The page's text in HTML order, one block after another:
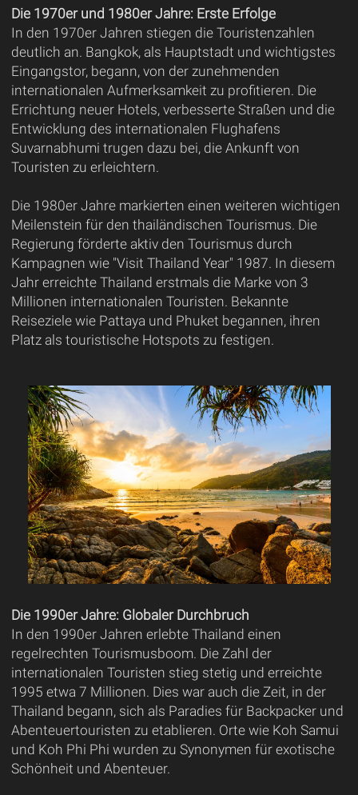
Die 1970er und 1980er Jahre: Erste Erfolge
In den 1970er Jahren stiegen die Touristenzahlen
deutlich an. Bangkok, als Hauptstadt und wichtigstes
Eingangstor, begann, von der zunehmenden
internationalen Aufmerksamkeit zu profitieren. Die
Errichtung neuer Hotels, verbesserte Straßen und die
Entwicklung des internationalen Flughafens
Suvarnabhumi trugen dazu bei, die Ankunft von
Touristen zu erleichtern.
Die 1980er Jahre markierten einen weiteren wichtigen
Meilenstein für den thailändischen Tourismus. Die
Regierung förderte aktiv den Tourismus durch
Kampagnen wie "Visit Thailand Year" 1987. In diesem
Jahr erreichte Thailand erstmals die Marke von 3
Millionen internationalen Touristen. Bekannte
Reiseziele wie Pattaya und Phuket begannen, ihren
Platz als touristische Hotspots zu festigen.
Die 1990er Jahre: Globaler Durchbruch
In den 1990er Jahren erlebte Thailand einen
regelrechten Tourismusboom. Die Zahl der
internationalen Touristen stieg stetig und erreichte
1995 etwa 7 Millionen. Dies war auch die Zeit, in der
Thailand begann, sich als Paradies für Backpacker und
Abenteuertouristen zu etablieren. Orte wie Koh Samui
und Koh Phi Phi wurden zu Synonymen für exotische
Schönheit und Abenteuer.